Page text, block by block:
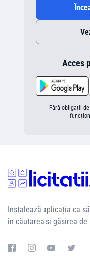
Acces
Fără obligații
Instalează aplicația ca
în căutarea si găsirea